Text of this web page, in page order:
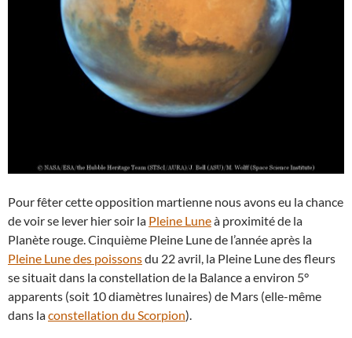
Pour fêter cette opposition martienne nous avons eu la chance
de voir se lever hier soir la Pleine Luneà proximité de la
Planète rouge. Cinquième Pleine Lune de l’année après la
Pleine Lune des poissonsdu 22 avril, la Pleine Lune des fleurs
se situait dans la constellation de la Balance a environ 5°
apparents (soit 10 diamètres lunaires) de Mars (elle-même
dans laconstellation du Scorpion).